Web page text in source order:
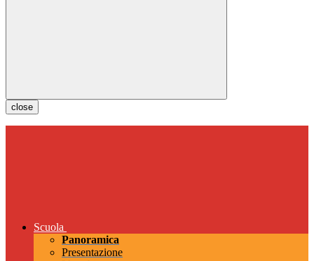
close
Scuola
Panoramica
Presentazione